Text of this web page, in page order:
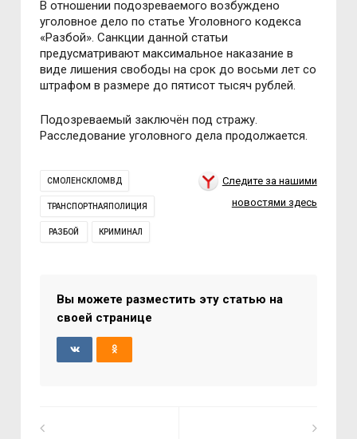
В отношении подозреваемого возбуждено
уголовное дело по статье Уголовного кодекса
«Разбой». Санкции данной статьи
предусматривают максимальное наказание в
виде лишения свободы на срок до восьми лет со
штрафом в размере до пятисот тысяч рублей.
Подозреваемый заключён под стражу.
Расследование уголовного дела продолжается.
СМОЛЕНСКЛОМВД
ТРАНСПОРТНАЯПОЛИЦИЯ
РАЗБОЙ КРИМИНАЛ
Следите за нашими
новостями здесь
Вы можете разместить эту статью на
своей странице